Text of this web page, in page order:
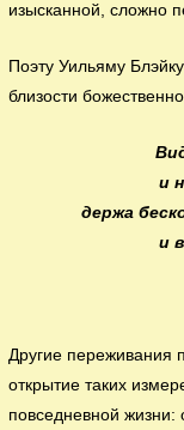
изысканной, сложно
Поэту Уильяму
близости
и
держа
и
Другие переживания
открытие таких
повседневной жизни: